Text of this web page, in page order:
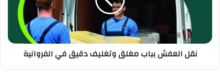
نقل العفش بباب مغلق وتغليف دقيق في الفروانية